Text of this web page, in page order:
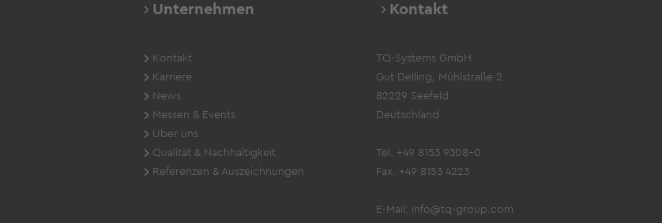
Unternehmen
Kontakt
Karriere
News
Messen & Events
Über uns
Qualität & Nachhaltigkeit
Referenzen & Auszeichnungen
Kontakt
TQ-Systems GmbH
Gut Delling, Mühlstraße 2
82229 Seefeld
Deutschland
Tel. +49 8153 9308-0
Fax. +49 8153 4223
E-Mail: info@tq-group.com